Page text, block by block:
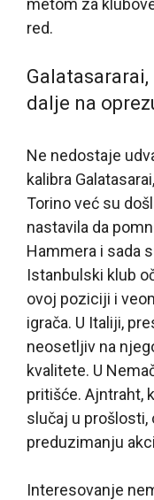
red.
dalje na
Ne nedostaje
kalibra
Torino već su
nastavila da
Hammera i sada
Istanbulski klub
ovoj poziciji i
igrača. U Italiji,
neosetljiv na
kvalitete. U
pritišće. Ajntraht,
slučaj u
preduzimanju
Interesovanje